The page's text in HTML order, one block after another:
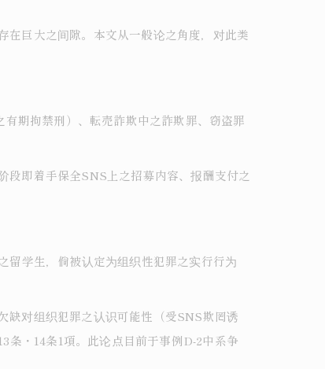
在巨大之间隙。本文从一般论之角度，对此类
期拘禁刑）、転売詐欺中之詐欺罪、窃盗罪
段即着手保全SNS上之招募内容、报酬支付之
留学生，倘被认定为组织性犯罪之实行行为
缺对组织犯罪之认识可能性（受SNS欺罔诱
条・14条1項。此论点目前于事例D-2中系争